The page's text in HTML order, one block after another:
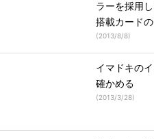
ラーを採用
搭載カード
(2013/8/8)
イマドキの
確かめる
(2013/3/28)